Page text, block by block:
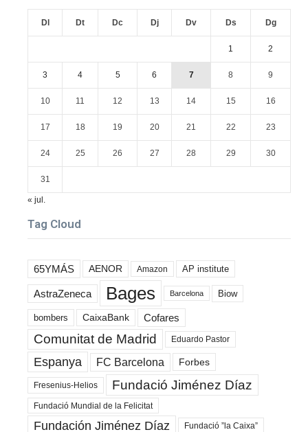
Dl Dt Dc Dj Dv Ds Dg
1 2
3 4 5 6 7 8 9
10 11 12 13 14 15 16
17 18 19 20 21 22 23
24 25 26 27 28 29 30
31
« jul.
Tag Cloud
65YMÁS AENOR Amazon AP institute
AstraZeneca Bages Barcelona Biow
bombers CaixaBank Cofares
Comunitat de Madrid Eduardo Pastor
Espanya FC Barcelona Forbes
Fresenius-Helios Fundació Jiménez Díaz
Fundació Mundial de la Felicitat
Fundación Jiménez Díaz Fundació ”la Caixa”